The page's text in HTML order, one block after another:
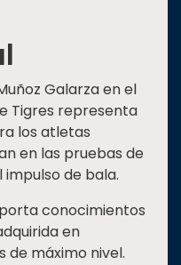
Galarza en el
Tigres representa
los atletas
en las pruebas de
de bala.
conocimientos
en
de máximo nivel.